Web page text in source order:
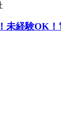
未経験OK